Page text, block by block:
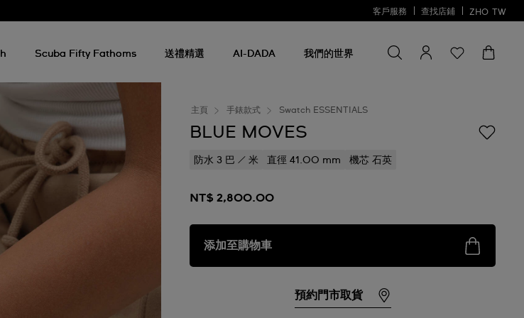
客戶服務 查找店鋪 ZHO TW
Scuba Fifty Fathoms 送禮精選 AI-DADA 我們的世界
找
商
尋找商品
主頁 手錶款式 Swatch ESSENTIALS
BLUE MOVES
防水 3 巴 / 米 直徑 41.00 mm 機芯 石英
NT$ 2,800.00
添加至購物車
預約門市取貨